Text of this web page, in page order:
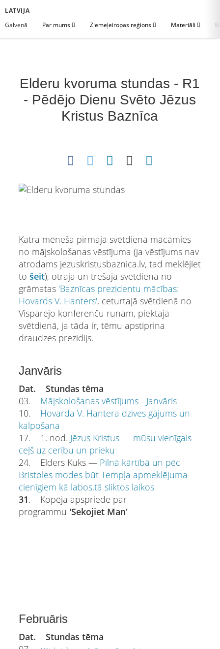
LATVIJA
Galvenā
Par mums Ziemeļeiropas reģions Materiāli
Elderu kvoruma stundas - R1
- Pēdējo Dienu Svēto Jēzus
Kristus Baznīca
Katra mēneša pirmajā svētdienā mācāmies
no mājskološanas vēstījuma (ja vēstījums nav
atrodams jezuskristusbaznica.lv, tad meklējiet
to šeit), otrajā un trešajā svētdienā no
grāmatas 'Baznīcas prezidentu mācības:
Hovards V. Hanters', ceturtajā svētdienā no
Vispārējo konferenču runām, piektajā
svētdienā, ja tāda ir, tēmu apstiprina
draudzes prezidijs.
Janvāris
Dat. Stundas tēma
03. Mājskološanas vēstījums - Janvāris
10. Hovarda V. Hantera dzīves gājums un
kalpošana
17. 1. nod. Jēzus Kristus — mūsu vienīgais
ceļš uz cerību un prieku
24. Elders Kuks — Pilnā kārtībā un pēc
Bristoles modes būt Tempļa apmeklējuma
cienīgiem kā labos,tā sliktos laikos
31. Kopēja apspriede par
programmu 'Sekojiet Man'
Februāris
Dat. Stundas tēma